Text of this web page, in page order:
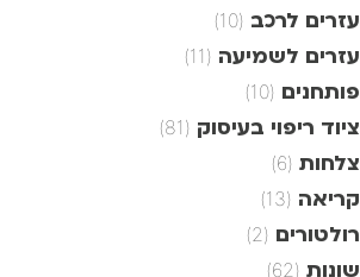
עזרים לרכב (10)
עזרים לשמיעה (11)
פותחנים (10)
ציוד ריפוי בעיסוק (81)
צלחות (6)
קריאה (13)
רולטורים (2)
שונות (62)